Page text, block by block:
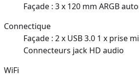
Façade : 3 x 120 mm ARGB
Connectique
Façade : 2 x USB 3.0 1 x prise
Connecteurs jack HD audio
WiFi